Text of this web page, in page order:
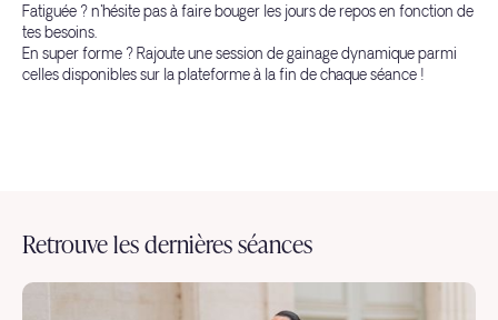
Fatiguée ? n'hésite pas à faire bouger les jours de repos en fonction de
tes besoins.
En super forme ? Rajoute une session de gainage dynamique parmi
celles disponibles sur la plateforme à la fin de chaque séance !
Retrouve les dernières séances